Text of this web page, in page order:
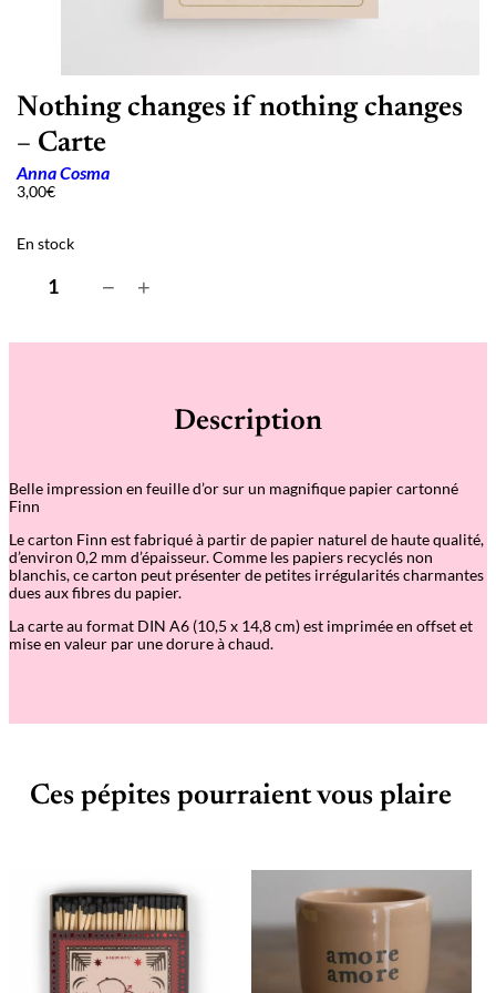
Nothing changes if nothing changes
– Carte
Anna Cosma
3,00€
En stock
t
t
h
n
g
c
h
n
g
f
− +
Description
Belle impression en feuille d’or sur un magnifique papier cartonné
Finn
Le carton Finn est fabriqué à partir de papier naturel de haute qualité,
d’environ 0,2 mm d’épaisseur. Comme les papiers recyclés non
blanchis, ce carton peut présenter de petites irrégularités charmantes
dues aux fibres du papier.
La carte au format DIN A6 (10,5 x 14,8 cm) est imprimée en offset et
mise en valeur par une dorure à chaud.
Ces pépites pourraient vous plaire